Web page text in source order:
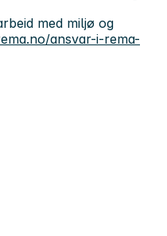
med miljø og
ansvar-i-rema-